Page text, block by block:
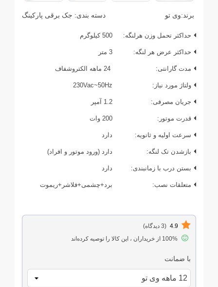
برند:وی تو دسته بندی: جک برقی پارکینگ
حداکثر تحمل وزن هرلنگه: 500 کیلوگرم
حداکثر عرض هر لنگه: 3 متر
مدت گارانتی:
ولتاژ مورد نیاز: 230Vac~50Hz
جریان مصرفی: 1.2 آمپر
قدرت موتور: 200 وات
سرعت اولیه و ثانویه: دارد
بازشدن تک لنگه: دارد (ورود موتور و افراد)
بستن درب با زمانبندی: دارد
متعلقات نصب: برد+چشمی+فلاشر+ریموت
4.9 (3 دیدگاه)
با ضمانت